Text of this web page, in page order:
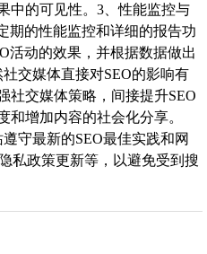
中的可见性。3、性能监控与
期的性能监控和详细的报告功
活动的效果，并根据数据做出
交媒体直接对SEO的影响有
社交媒体策略，间接提升SEO
和增加内容的社会化分享。
守最新的SEO最佳实践和网
私政策更新等，以避免受到搜